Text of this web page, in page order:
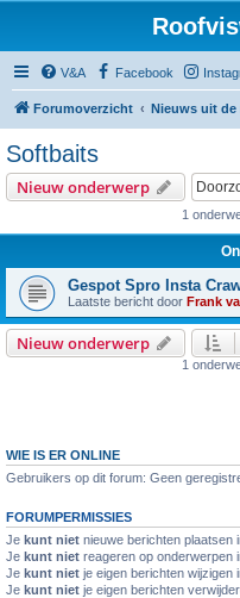
V&A Facebook
Forumoverzicht Nieuws uit de
Softbaits
Nieuw onderwerp
1
Gespot Spro Insta
Laatste bericht door Frank
Nieuw onderwerp
1
WIE IS ER ONLINE
Gebruikers op dit forum: Geen
FORUMPERMISSIES
Je kunt niet nieuwe berichten plaatsen
Je kunt niet reageren op onderwerpen
Je kunt niet je eigen berichten wijzigen
Je kunt niet je eigen berichten